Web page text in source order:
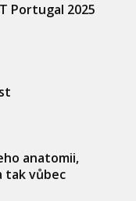
Portugal 2025
anatomii,
tak vůbec